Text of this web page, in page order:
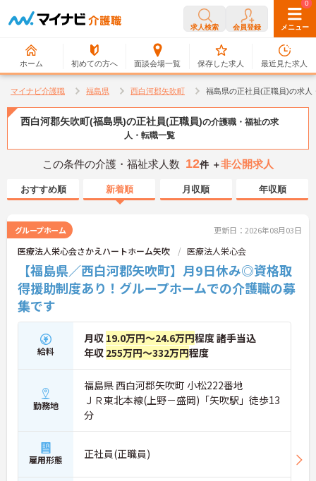
求人検索 会員登録 メニュー
ホーム 初めての方へ 面談会場一覧
0
保存した求人
0
最近見た求人
マイナビ介護職 福島県 西白河郡矢吹町 福島県の正社員(正職員)の求人
西白河郡矢吹町(福島県)の正社員(正職員)の介護職・福祉の求
人・転職一覧
この条件の介護・福祉求人数 12件 ＋非公開求人
おすすめ順 新着順 月収順 年収順
グループホーム 更新日：2026年08月03日
医療法人栄心会さかえハートホーム矢吹 医療法人栄心会
【福島県／西白河郡矢吹町】月9日休み◎資格取
得援助制度あり！グループホームでの介護職の募
集です
給料
月収 19.0万円～24.6万円程度 諸手当込
年収 255万円～332万円程度
勤務地
福島県 西白河郡矢吹町 小松222番地
ＪＲ東北本線(上野－盛岡)「矢吹駅」徒歩13
分
雇用形態 正社員(正職員)